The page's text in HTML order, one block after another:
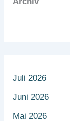
Juli 2026
Juni 2026
Mai 2026